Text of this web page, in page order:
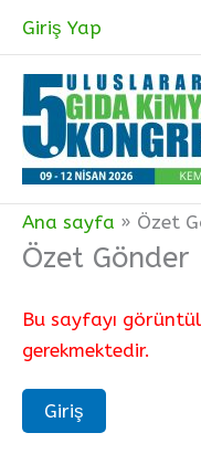
Giriş Yap
Ana sayfa Özet
Özet Gönder
Bu sayfayı
gerekmektedir.
Giriş